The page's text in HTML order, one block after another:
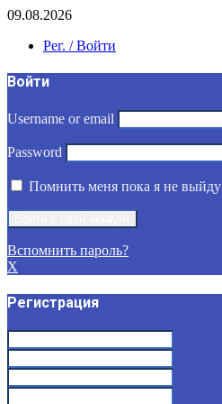
09.08.2026
Рег. / Войти
Войти
Username or email
Password
Помнить меня пока я не выйду
Вспомнить пароль?
X
Регистрация